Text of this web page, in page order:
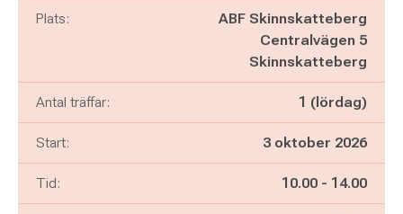
Plats:
ABF Skinnskatteberg
Centralvägen 5
Skinnskatteberg
Antal träffar: 1 (lördag)
Start: 3 oktober 2026
Tid: Pågår mellan
10.00 - och
14.00